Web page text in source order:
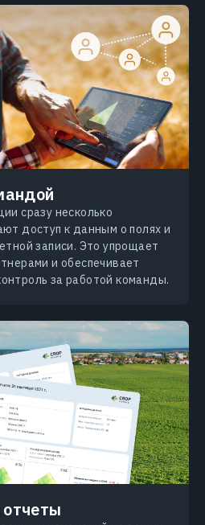
сразу несколько
доступ к данным о полях и
записи. Это упрощает
и обеспечивает
за работой команды.